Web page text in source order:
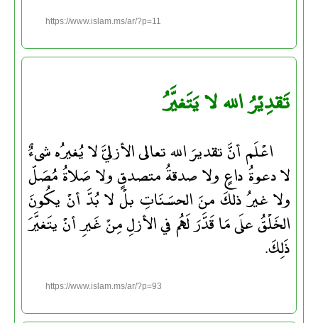
https://www.islam.ms/ar/?p=11
تَقدِيْرُ الله لا يَتَغيَّرُ
اعْلَم أنَّ تقديرَ الله تعالى الأزليَّ لا يُغيرُه شىءٌ
لا دعوةُ داعٍ ولا صدقةُ متصدقٍ ولا صَلاةُ مُصَلّ
ولا غيرُ ذلكَ منَ الحسَنَاتِ بلْ لا بُدَّ أنْ يكُونَ
الخَلْقُ علَى مَا قَدَّرَ لَهُم في الأزلِ مِنْ غَيرِ أنْ يتَغيَّرَ
ذَلِكَ.
https://www.islam.ms/ar/?p=93